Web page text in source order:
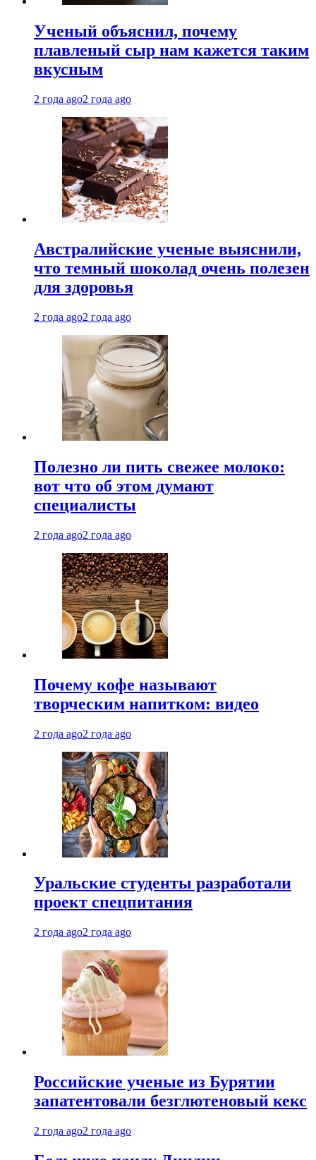
Ученый объяснил, почему
плавленый сыр нам кажется таким
вкусным
2 года ago2 года ago
Австралийские ученые выяснили,
что темный шоколад очень полезен
для здоровья
2 года ago2 года ago
Полезно ли пить свежее молоко:
вот что об этом думают
специалисты
2 года ago2 года ago
Почему кофе называют
творческим напитком: видео
2 года ago2 года ago
Уральские студенты разработали
проект спецпитания
2 года ago2 года ago
Российские ученые из Бурятии
запатентовали безглютеновый кекс
2 года ago2 года ago